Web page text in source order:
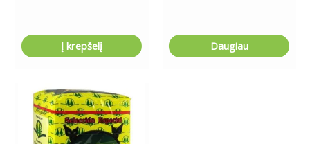
Į krepšelį Daugiau